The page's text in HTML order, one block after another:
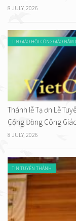
8 JULY, 2026
TIN GIÁO HỘI CÔNG GIÁO NĂM
Thánh lễ Tạ ơn Lễ
Cộng Đồng Công
8 JULY, 2026
TIN TUYÊN THÁNH